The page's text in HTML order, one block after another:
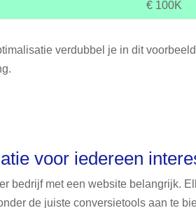
€ 100K
verdubbel je in dit
voor iedereen
bedrijf met een website belangrijk.
de juiste conversietools aan te